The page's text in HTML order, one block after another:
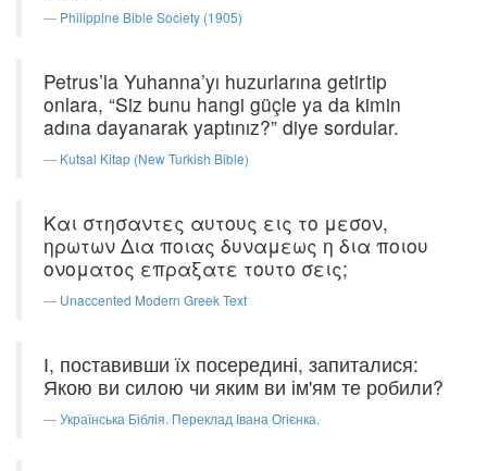
Philippine Bible Society (1905)
Petrus’la Yuhanna’yı huzurlarına getirtip
onlara, “Siz bunu hangi güçle ya da kimin
adına dayanarak yaptınız?” diye sordular.
Kutsal Kitap (New Turkish Bible)
Και στησαντες αυτους εις το μεσον,
ηρωτων Δια ποιας δυναμεως η δια ποιου
ονοματος επραξατε τουτο σεις;
Unaccented Modern Greek Text
І, поставивши їх посередині, запиталися:
Якою ви силою чи яким ви ім'ям те робили?
Українська Біблія. Переклад Івана Огієнка.